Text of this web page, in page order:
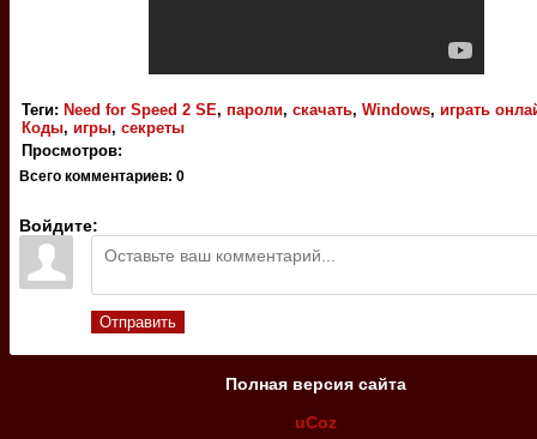
Теги: Need for Speed 2 SE, пароли, скачать, Windows, играть
Коды, игры, секреты
Просмотров:
Всего комментариев: 0
Войдите:
Отправить
Полная версия сайта
uCoz